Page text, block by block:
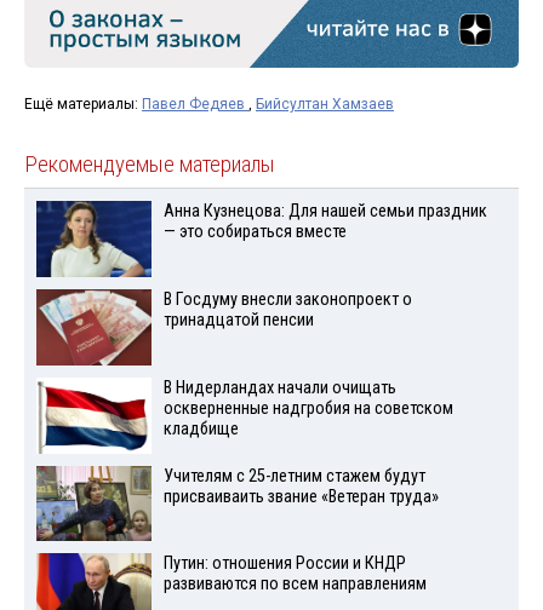
Ещё материалы: Павел Федяев , Бийсултан Хамзаев
Рекомендуемые материалы
Анна Кузнецова: Для нашей семьи праздник
— это собираться вместе
В Госдуму внесли законопроект о
тринадцатой пенсии
В Нидерландах начали очищать
оскверненные надгробия на советском
кладбище
Учителям с 25-летним стажем будут
присваиваить звание «Ветеран труда»
Путин: отношения России и КНДР
развиваются по всем направлениям